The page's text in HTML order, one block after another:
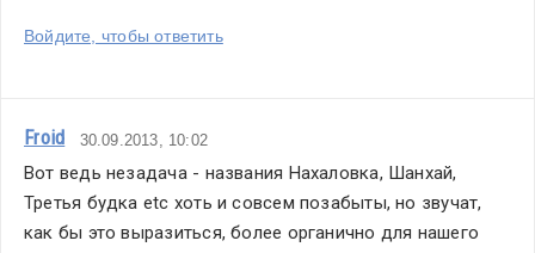
Войдите, чтобы ответить
Froid 30.09.2013, 10:02
Вот ведь незадача - названия Нахаловка, Шанхай,
Третья будка etc хоть и совсем позабыты, но звучат,
как бы это выразиться, более органично для нашего